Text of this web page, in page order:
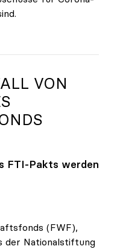
VON
FTI-Pakts werden
(FWF),
der Nationalstiftung